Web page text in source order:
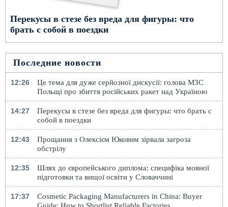
Перекусы в стезе без вреда для фигуры: что
брать с собой в поездки
Последние новости
12:26
Це тема для дуже серйозної дискусії: голова МЗС
Польщі про збиття російських ракет над Україною
14:27
Перекусы в стезе без вреда для фигуры: что брать с
собой в поездки
12:43
Прощання з Олексієм Юковим зірвала загроза
обстрілу
12:35
Шлях до європейського диплома: специфіка мовної
підготовки та вищої освіти у Словаччині
17:37
Cosmetic Packaging Manufacturers in China: Buyer